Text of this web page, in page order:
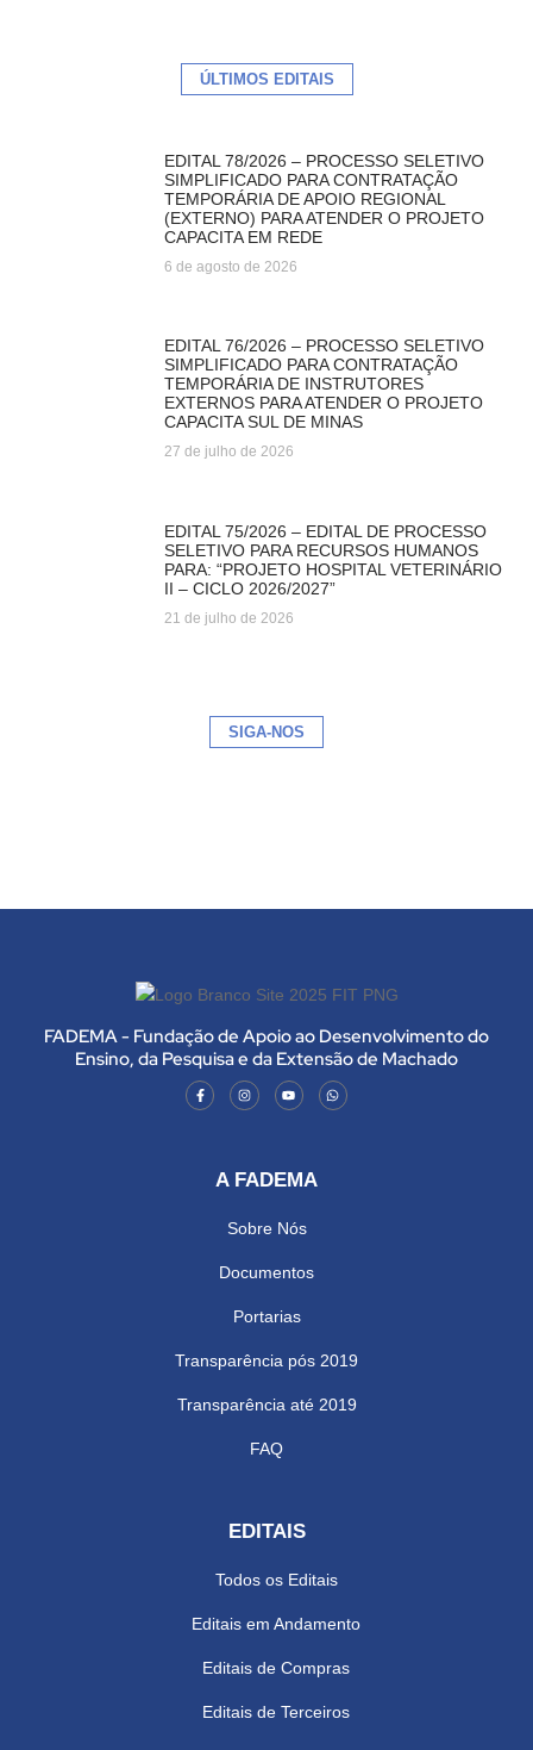
ÚLTIMOS EDITAIS
EDITAL 78/2026 – PROCESSO SELETIVO
SIMPLIFICADO PARA CONTRATAÇÃO
TEMPORÁRIA DE APOIO REGIONAL
(EXTERNO) PARA ATENDER O PROJETO
CAPACITA EM REDE
6 de agosto de 2026
EDITAL 76/2026 – PROCESSO SELETIVO
SIMPLIFICADO PARA CONTRATAÇÃO
TEMPORÁRIA DE INSTRUTORES
EXTERNOS PARA ATENDER O PROJETO
CAPACITA SUL DE MINAS
27 de julho de 2026
EDITAL 75/2026 – EDITAL DE PROCESSO
SELETIVO PARA RECURSOS HUMANOS
PARA: “PROJETO HOSPITAL VETERINÁRIO
II – CICLO 2026/2027”
21 de julho de 2026
SIGA-NOS
FADEMA - Fundação de Apoio ao Desenvolvimento do
Ensino, da Pesquisa e da Extensão de Machado
A FADEMA
Sobre Nós
Documentos
Portarias
Transparência pós 2019
Transparência até 2019
FAQ
EDITAIS
Todos os Editais
Editais em Andamento
Editais de Compras
Editais de Terceiros